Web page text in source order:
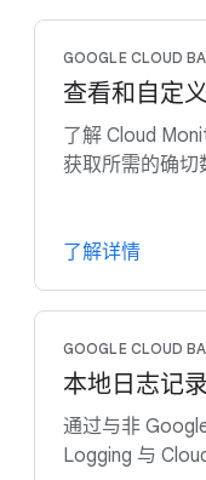
GOOGLE CLOUD
查看和自定
了解 Cloud
获取所需的确切
了解详情
GOOGLE CLOUD
本地日志记
通过与非
Logging 与